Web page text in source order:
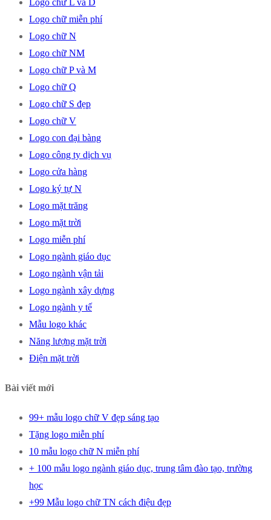
Logo chữ miễn phí
Logo chữ N
Logo chữ NM
Logo chữ P và M
Logo chữ Q
Logo chữ S đẹp
Logo chữ V
Logo con đại bàng
Logo công ty dịch vụ
Logo cửa hàng
Logo ký tự N
Logo mặt trăng
Logo mặt trời
Logo miễn phí
Logo ngành giáo dục
Logo ngành vận tải
Logo ngành xây dựng
Logo ngành y tế
Mẫu logo khác
Năng lượng mặt trời
Điện mặt trời
Bài viết mới
99+ mẫu logo chữ V đẹp sáng tạo
Tặng logo miễn phí
10 mẫu logo chữ N miễn phí
+ 100 mẫu logo ngành giáo dục, trung tâm đào tạo, trường
học
+99 Mẫu logo chữ TN cách điệu đẹp